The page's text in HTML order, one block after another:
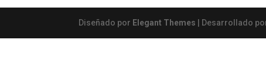
Diseñado por Elegant Themes | Desarrollado